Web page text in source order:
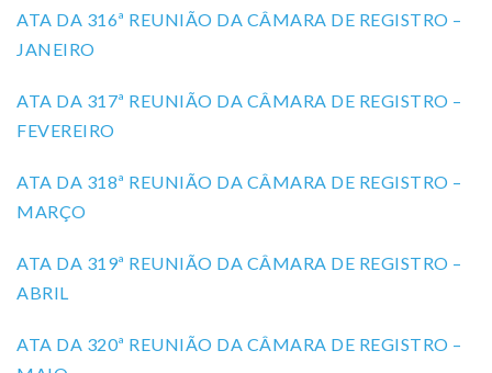
ATA DA 316ª REUNIÃO DA CÂMARA DE REGISTRO –
JANEIRO
ATA DA 317ª REUNIÃO DA CÂMARA DE REGISTRO –
FEVEREIRO
ATA DA 318ª REUNIÃO DA CÂMARA DE REGISTRO –
MARÇO
ATA DA 319ª REUNIÃO DA CÂMARA DE REGISTRO –
ABRIL
ATA DA 320ª REUNIÃO DA CÂMARA DE REGISTRO –